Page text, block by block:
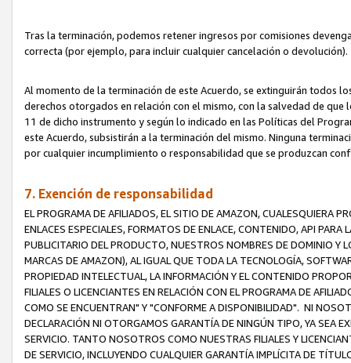
Tras la terminación, podemos retener ingresos por comisiones
correcta (por ejemplo, para incluir cualquier cancelación o devolución).
Al momento de la terminación de este Acuerdo, se extinguirán todos
derechos otorgados en relación con el mismo, con la salvedad de
11 de dicho instrumento y según lo indicado en las Políticas del
este Acuerdo, subsistirán a la terminación del mismo. Ninguna
por cualquier incumplimiento o responsabilidad que se produzcan
7. Exención de responsabilidad
EL PROGRAMA DE AFILIADOS, EL SITIO DE AMAZON, CUALESQUIERA
ENLACES ESPECIALES, FORMATOS DE ENLACE, CONTENIDO, API
PUBLICITARIO DEL PRODUCTO, NUESTROS NOMBRES DE DOMINIO Y
MARCAS DE AMAZON), AL IGUAL QUE TODA LA TECNOLOGÍA,
PROPIEDAD INTELECTUAL, LA INFORMACIÓN Y EL CONTENIDO
FILIALES O LICENCIANTES EN RELACIÓN CON EL PROGRAMA DE
COMO SE ENCUENTRAN" Y "CONFORME A DISPONIBILIDAD". NI
DECLARACIÓN NI OTORGAMOS GARANTÍA DE NINGÚN TIPO, YA SEA
SERVICIO. TANTO NOSOTROS COMO NUESTRAS FILIALES Y
DE SERVICIO, INCLUYENDO CUALQUIER GARANTÍA IMPLÍCITA DE